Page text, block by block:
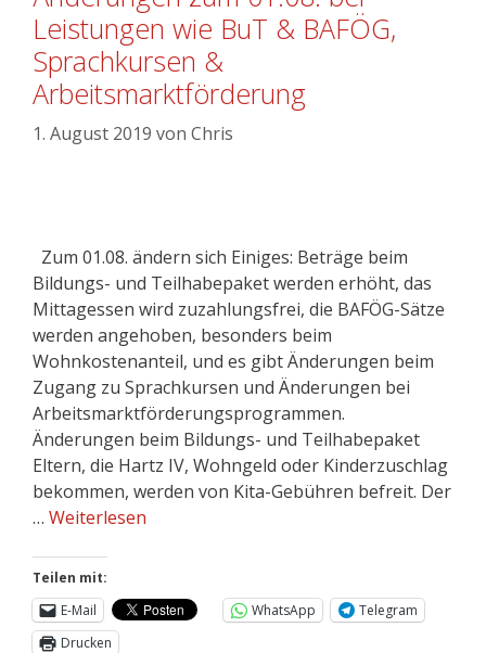
Leistungen wie BuT & BAFÖG,
Sprachkursen &
Arbeitsmarktförderung
1. August 2019 von Chris
Zum 01.08. ändern sich Einiges: Beträge beim
Bildungs- und Teilhabepaket werden erhöht, das
Mittagessen wird zuzahlungsfrei, die BAFÖG-Sätze
werden angehoben, besonders beim
Wohnkostenanteil, und es gibt Änderungen beim
Zugang zu Sprachkursen und Änderungen bei
Arbeitsmarktförderungsprogrammen.
Änderungen beim Bildungs- und Teilhabepaket
Eltern, die Hartz IV, Wohngeld oder Kinderzuschlag
bekommen, werden von Kita-Gebühren befreit. Der
… Weiterlesen
Teilen mit:
E-Mail
WhatsApp
Telegram
Drucken